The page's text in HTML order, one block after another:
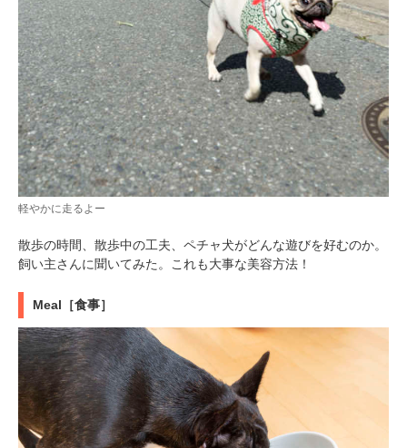
軽やかに走るよー
散歩の時間、散歩中の工夫、ペチャ犬がどんな遊びを好むのか。
飼い主さんに聞いてみた。これも大事な美容方法！
Meal［食事］